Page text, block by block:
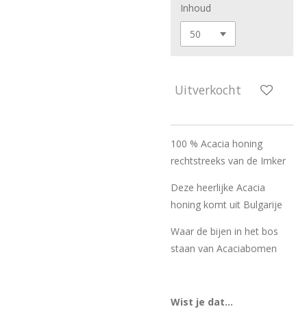
Inhoud
Uitverkocht
100 % Acacia honing
rechtstreeks van de Imker
Deze heerlijke Acacia
honing komt uit Bulgarije
Waar de bijen in het bos
staan van Acaciabomen
Wist je dat...